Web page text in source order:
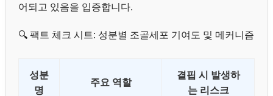
어되고 있음을 입증합니다.
🔍 팩트 체크 시트: 성분별 조골세포 기여도 및 메커니즘
성분
명
주요 역할
결핍 시 발생하
는 리스크